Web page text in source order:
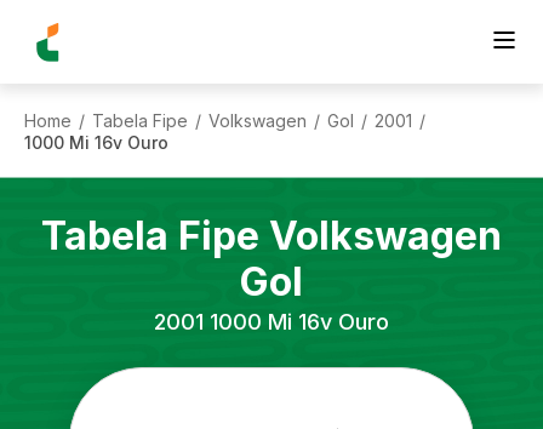
Home / Tabela Fipe / Volkswagen / Gol / 2001 /
1000 Mi 16v Ouro
Tabela Fipe Volkswagen
Gol
2001 1000 Mi 16v Ouro